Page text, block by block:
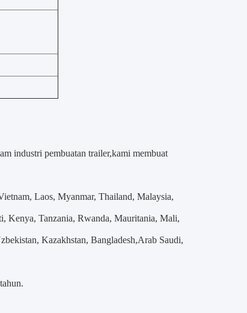
industri pembuatan trailer,kami membuat
Laos, Myanmar, Thailand, Malaysia,
Kenya, Tanzania, Rwanda, Mauritania, Mali,
Kazakhstan, Bangladesh,Arab Saudi,